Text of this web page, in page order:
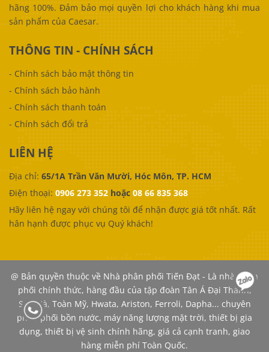
hãng 100%. Đảm bảo mọi quyền lợi cho khách hàng khi mua
sản phẩm của Caesar.
THÔNG TIN - CHÍNH SÁCH
- Chính sách bảo mật thông tin
- Chính sách bảo hành
- Chính sách thanh toán
- Chính sách đổi trả
LIÊN HỆ
Địa chỉ: 65/1A Trần Văn Mười, Hóc Môn, TP. HCM
Điện thoại: 0906 273 352 hoặc 08 66 835 368
Hãy liên hệ ngay với chúng tôi để nhận được giá tốt nhất. Rất
hân hạnh được phục vụ Quý khách!
@ Bản quyền thuộc về Nhà phân phối Tiến Đạt - Là nhà phân
phối chính thức, hàng đầu của tập đoàn Tân Á Đại Thành,
Sơn Hà, Toàn Mỹ, Hwata, Ariston, Ferroli, Dapha... chuyên
phân phối bồn nước, máy năng lượng mặt trời, thiết bị gia
dụng, thiết bị vệ sinh chính hãng, giá cả cạnh tranh, giao
hàng miễn phí Toàn Quốc.